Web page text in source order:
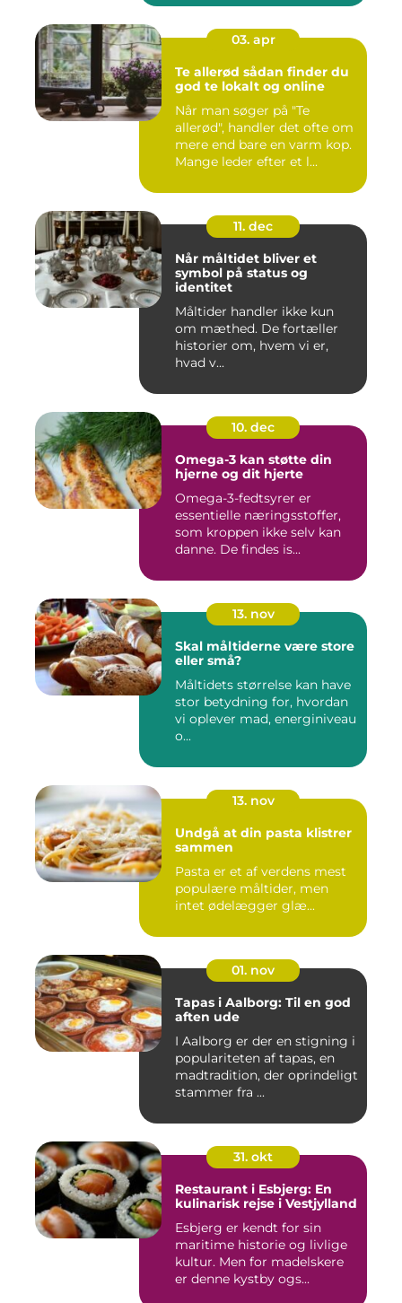
03. apr
Te allerød sådan finder du
god te lokalt og online
Når man søger på "Te
allerød", handler det ofte om
mere end bare en varm kop.
Mange leder efter et l...
11. dec
Når måltidet bliver et
symbol på status og
identitet
Måltider handler ikke kun
om mæthed. De fortæller
historier om, hvem vi er,
hvad v...
10. dec
Omega-3 kan støtte din
hjerne og dit hjerte
Omega-3-fedtsyrer er
essentielle næringsstoffer,
som kroppen ikke selv kan
danne. De findes is...
13. nov
Skal måltiderne være store
eller små?
Måltidets størrelse kan have
stor betydning for, hvordan
vi oplever mad, energiniveau
o...
13. nov
Undgå at din pasta klistrer
sammen
Pasta er et af verdens mest
populære måltider, men
intet ødelægger glæ...
01. nov
Tapas i Aalborg: Til en god
aften ude
I Aalborg er der en stigning i
populariteten af tapas, en
madtradition, der oprindeligt
stammer fra ...
31. okt
Restaurant i Esbjerg: En
kulinarisk rejse i Vestjylland
Esbjerg er kendt for sin
maritime historie og livlige
kultur. Men for madelskere
er denne kystby ogs...